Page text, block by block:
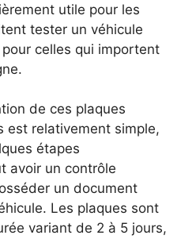
utile pour les
tester un véhicule
pour celles qui importent
de ces plaques
est relativement simple,
étapes
avoir un contrôle
un document
Les plaques sont
variant de 2 à 5 jours,